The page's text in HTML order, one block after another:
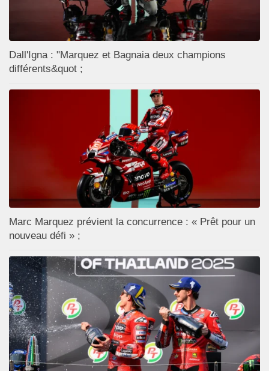
Dall'Igna : "Marquez et Bagnaia deux champions
différents&quot ;
Marc Marquez prévient la concurrence : « Prêt pour un
nouveau défi » ;